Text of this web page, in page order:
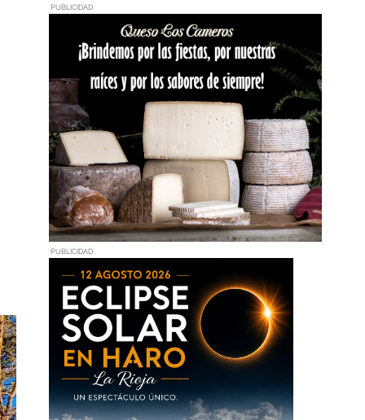
PUBLICIDAD
PUBLICIDAD